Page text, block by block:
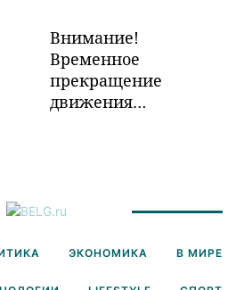
Внимание!
Временное
прекращение
движения
ЭКОНОМИКА В МИРЕ